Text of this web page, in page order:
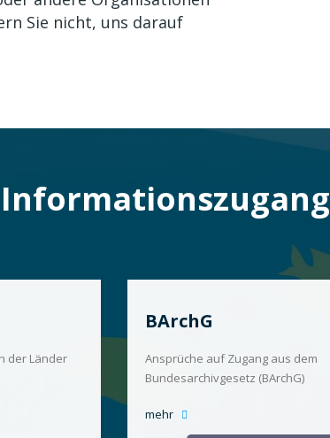
Sie nicht, uns darauf
der Länder
BArchG
Ansprüche auf Zugang aus dem
Bundesarchivgesetz (BArchG)
mehr